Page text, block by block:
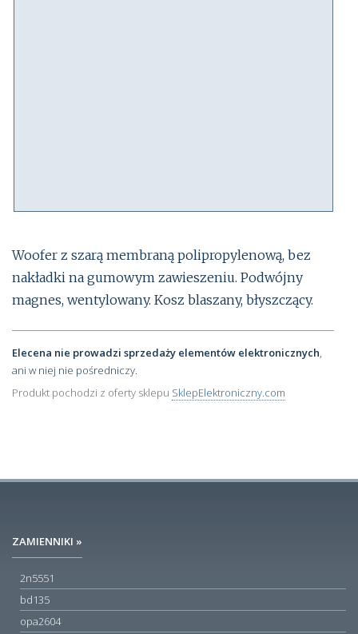
Woofer z szarą membraną polipropylenową, bez
nakładki na gumowym zawieszeniu. Podwójny
magnes, wentylowany. Kosz blaszany, błyszczący.
Elecena nie prowadzi sprzedaży elementów elektronicznych
ani w niej nie pośredniczy.
Produkt pochodzi z oferty sklepu SklepElektroniczny.com
ZAMIENNIKI »
2n5551
bd135
opa2604